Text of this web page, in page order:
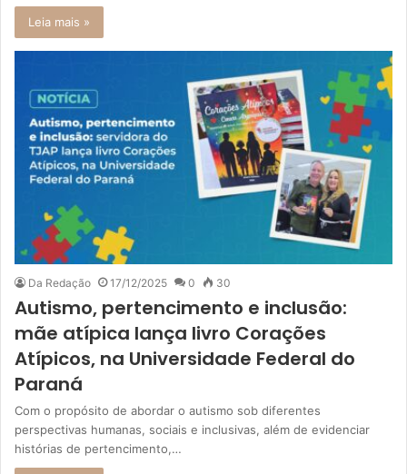
Leia mais »
Da Redação 17/12/2025 0 30
Autismo, pertencimento e inclusão:
mãe atípica lança livro Corações
Atípicos, na Universidade Federal do
Paraná
Com o propósito de abordar o autismo sob diferentes
perspectivas humanas, sociais e inclusivas, além de evidenciar
histórias de pertencimento,…